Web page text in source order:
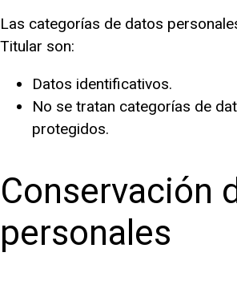
Las categorías de datos
Titular son:
Datos identificativos.
No se tratan categorías de
protegidos.
Conservación
personales